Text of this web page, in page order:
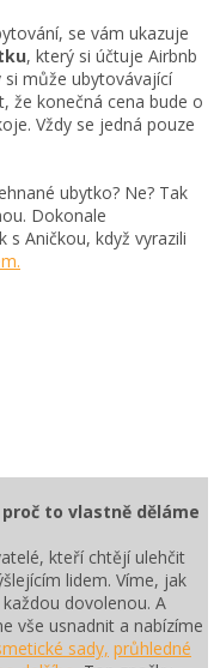
se vám ukazuje
, který si účtuje Airbnb
může ubytovávající
že konečná cena bude o
Vždy se jedná pouze
ubytko? Ne? Tak
Dokonale
s Aničkou, když vyrazili
to vlastně děláme
kteří chtějí ulehčit
lidem. Víme, jak
dovolenou. A
vše usnadnit a nabízíme
sady, průhledné